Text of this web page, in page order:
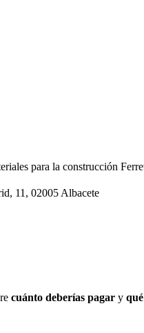
para la construcción
11, 02005 Albacete
cuánto deberías pagar y